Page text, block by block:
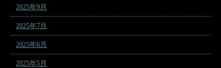
2025年9月
2025年7月
2025年6月
2025年5月